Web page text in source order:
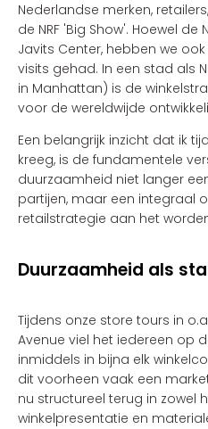
Nederlandse merken,
de NRF 'Big Show'. Hoewel de
Javits Center, hebben we
visits gehad. In een stad als
in Manhattan) is de
voor de wereldwijde
Een belangrijk inzicht dat ik
kreeg, is de fundamentele
duurzaamheid niet langer
partijen, maar een integraal
retailstrategie aan het
Duurzaamheid als
Tijdens onze store tours in
Avenue viel het iedereen op
inmiddels in bijna elk
dit voorheen vaak een
nu structureel terug in zowel
winkelpresentatie en